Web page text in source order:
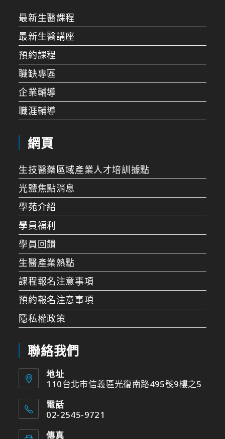
最新生醫課程
最新生醫講座
預約課程
職缺專區
企業輔導
職涯輔導
網頁
生技醫藥區域產業人才培訓據點
光鹽焦點消息
學苑介紹
學員福利
學員回饋
生醫產業熱點
課程報名注意事項
預約報名注意事項
隱私權政策
聯絡我們
地址
110台北市信義區光復南路495號9樓之5
電話
02-2545-9721
傳真